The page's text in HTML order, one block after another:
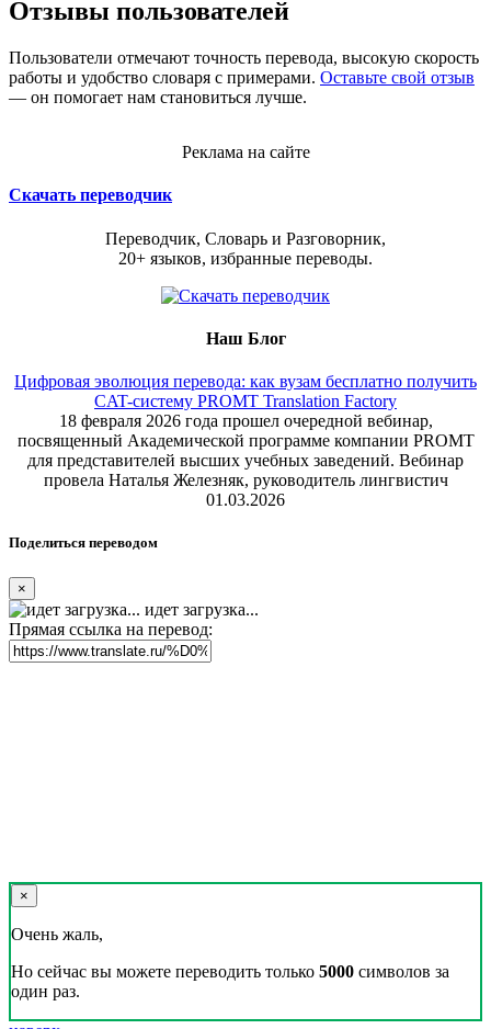
Отзывы пользователей
Пользователи отмечают точность перевода, высокую скорость
работы и удобство словаря с примерами. Оставьте свой отзыв
— он помогает нам становиться лучше.